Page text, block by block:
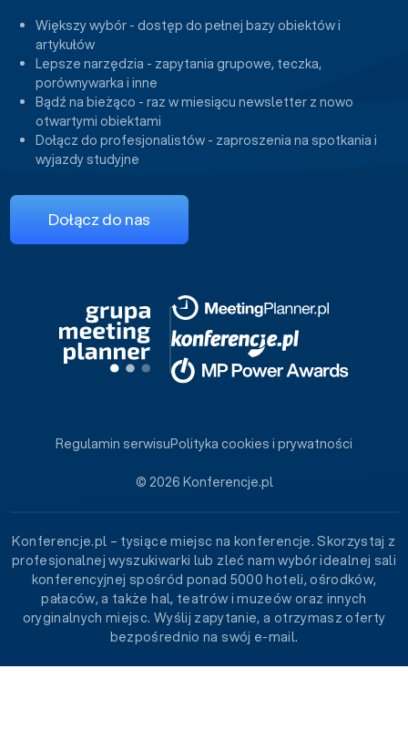
Większy wybór - dostęp do pełnej bazy obiektów i
artykułów
Lepsze narzędzia - zapytania grupowe, teczka,
porównywarka i inne
Bądź na bieżąco - raz w miesiącu newsletter z nowo
otwartymi obiektami
Dołącz do profesjonalistów - zaproszenia na spotkania i
wyjazdy studyjne
Dołącz do nas
© 2026 Konferencje.pl
Regulamin serwisuPolityka cookies i prywatności
Konferencje.pl – tysiące miejsc na konferencje. Skorzystaj z
profesjonalnej wyszukiwarki lub zleć nam wybór idealnej sali
konferencyjnej spośród ponad 5000 hoteli, ośrodków,
pałaców, a także hal, teatrów i muzeów oraz innych
oryginalnych miejsc. Wyślij zapytanie, a otrzymasz oferty
bezpośrednio na swój e-mail.